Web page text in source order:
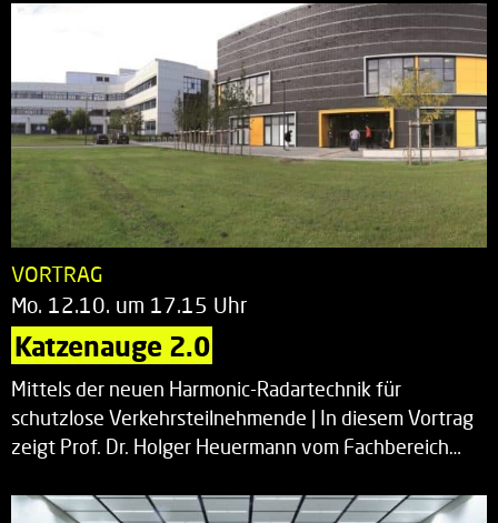
VORTRAG
Mo. 12.10. um 17.15 Uhr
Katzenauge 2.0
Mittels der neuen Harmonic-Radartechnik für
schutzlose Verkehrsteilnehmende | In diesem Vortrag
zeigt Prof. Dr. Holger Heuermann vom Fachbereich…